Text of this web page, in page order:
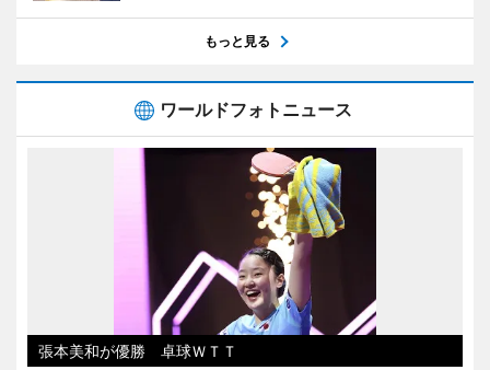
もっと見る
ワールドフォトニュース
張本美和が優勝 卓球ＷＴＴ